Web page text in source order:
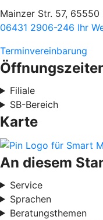
Mainzer Str. 57,
06431 2906-246 Ihr
Terminvereinbarung
Filiale
SB-Bereich
Karte
An diesem
Service
Sprachen
Beratungsthemen